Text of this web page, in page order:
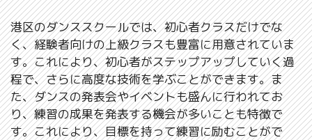
港区のダンススクールでは、初心者クラスだけでな
く、経験者向けの上級クラスも豊富に用意されていま
す。これにより、初心者がステップアップしていく過
程で、さらに高度な技術を学ぶことができます。ま
た、ダンスの発表会やイベントも盛んに行われてお
り、練習の成果を発表する機会が多いことも特徴で
す。これにより、目標を持って練習に励むことがで